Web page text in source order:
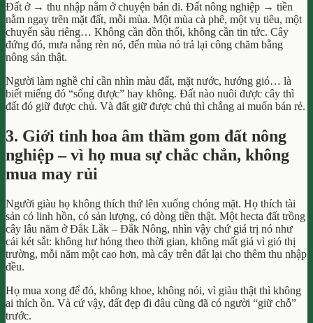
Đất ở → thu nhập nằm ở chuyện bán đi. Đất nông nghiệp → tiền
nằm ngay trên mặt đất, mỗi mùa. Một mùa cà phê, một vụ tiêu, một
chuyến sầu riêng… Không cần đồn thổi, không cần tin tức. Cây
đứng đó, mưa nắng rèn nó, đến mùa nó trả lại công chăm bằng
nông sản thật.
Người làm nghề chỉ cần nhìn màu đất, mặt nước, hướng gió… là
biết miếng đó “sống được” hay không. Đất nào nuôi được cây thì
đất đó giữ được chủ. Và đất giữ được chủ thì chẳng ai muốn bán rẻ.
3. Giới tinh hoa âm thầm gom đất nông
nghiệp – vì họ mua sự chắc chắn, không
mua may rủi
Người giàu họ không thích thứ lên xuống chóng mặt. Họ thích tài
sản có linh hồn, có sản lượng, có dòng tiền thật. Một hecta đất trồng
cây lâu năm ở Đắk Lắk – Đắk Nông, nhìn vậy chứ giá trị nó như
cái két sắt: không hư hỏng theo thời gian, không mất giá vì gió thị
trường, mỗi năm một cao hơn, mà cây trên đất lại cho thêm thu nhập
đều.
Họ mua xong để đó, không khoe, không nói, vì giàu thật thì không
ai thích ồn. Và cứ vậy, đất đẹp đi đâu cũng đã có người “giữ chỗ”
trước.